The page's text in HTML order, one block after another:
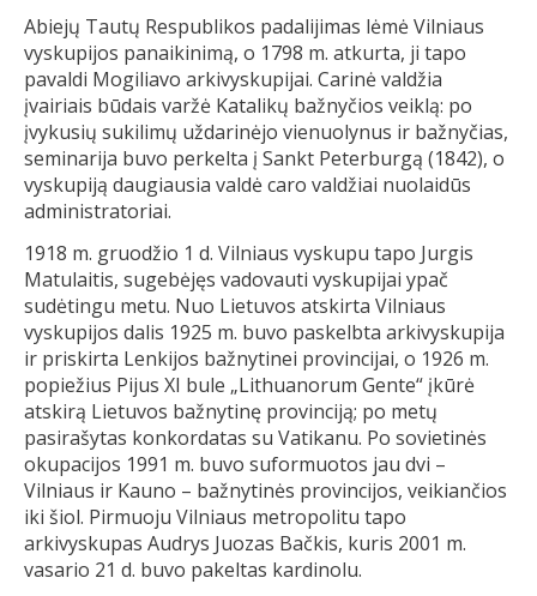
Abiejų Tautų Respublikos padalijimas lėmė Vilniaus
vyskupijos panaikinimą, o 1798 m. atkurta, ji tapo
pavaldi Mogiliavo arkivyskupijai. Carinė valdžia
įvairiais būdais varžė Katalikų bažnyčios veiklą: po
įvykusių sukilimų uždarinėjo vienuolynus ir bažnyčias,
seminarija buvo perkelta į Sankt Peterburgą (1842), o
vyskupiją daugiausia valdė caro valdžiai nuolaidūs
administratoriai.
1918 m. gruodžio 1 d. Vilniaus vyskupu tapo Jurgis
Matulaitis, sugebėjęs vadovauti vyskupijai ypač
sudėtingu metu. Nuo Lietuvos atskirta Vilniaus
vyskupijos dalis 1925 m. buvo paskelbta arkivyskupija
ir priskirta Lenkijos bažnytinei provincijai, o 1926 m.
popiežius Pijus XI bule „Lithuanorum Gente“ įkūrė
atskirą Lietuvos bažnytinę provinciją; po metų
pasirašytas konkordatas su Vatikanu. Po sovietinės
okupacijos 1991 m. buvo suformuotos jau dvi –
Vilniaus ir Kauno – bažnytinės provincijos, veikiančios
iki šiol. Pirmuoju Vilniaus metropolitu tapo
arkivyskupas Audrys Juozas Bačkis, kuris 2001 m.
vasario 21 d. buvo pakeltas kardinolu.